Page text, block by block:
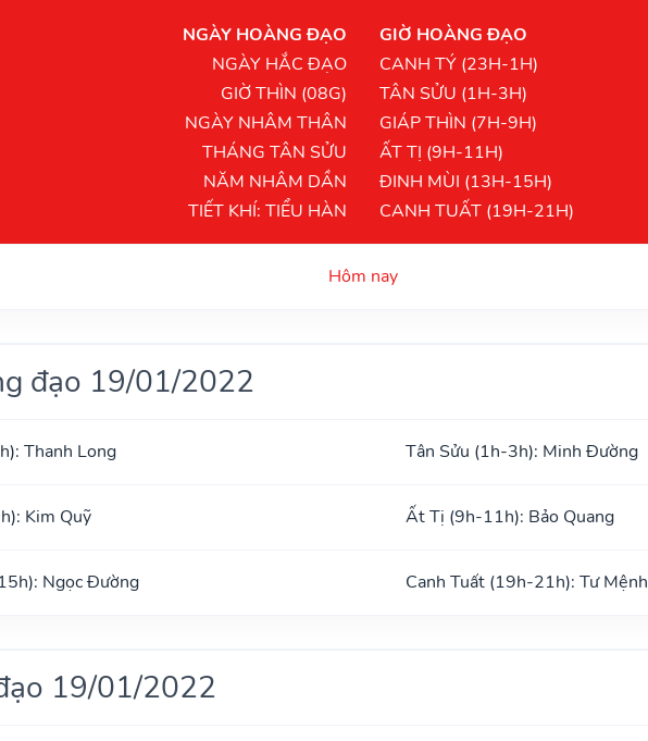
NGÀY HOÀNG ĐẠO
NGÀY HẮC ĐẠO
GIỜ THÌN (08G)
NGÀY NHÂM THÂN
THÁNG TÂN SỬU
NĂM NHÂM DẦN
TIẾT KHÍ: TIỂU HÀN
GIỜ HOÀNG ĐẠO
CANH TÝ (23H-1H)
TÂN SỬU (1H-3H)
GIÁP THÌN (7H-9H)
ẤT TỊ (9H-11H)
ĐINH MÙI (13H-15H)
CANH TUẤT (19H-21H)
Hôm nay
đạo 19/01/2022
Thanh Long Tân Sửu (1h-3h): Minh Đường
Kim Quỹ Ất Tị (9h-11h): Bảo Quang
Ngọc Đường Canh Tuất (19h-21h): Tư Mệnh
19/01/2022